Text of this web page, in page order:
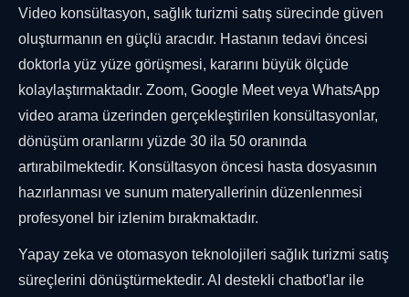
Video konsültasyon, sağlık turizmi satış sürecinde güven
oluşturmanın en güçlü aracıdır. Hastanın tedavi öncesi
doktorla yüz yüze görüşmesi, kararını büyük ölçüde
kolaylaştırmaktadır. Zoom, Google Meet veya WhatsApp
video arama üzerinden gerçekleştirilen konsültasyonlar,
dönüşüm oranlarını yüzde 30 ila 50 oranında
artırabilmektedir. Konsültasyon öncesi hasta dosyasının
hazırlanması ve sunum materyallerinin düzenlenmesi
profesyonel bir izlenim bırakmaktadır.
Yapay zeka ve otomasyon teknolojileri sağlık turizmi satış
süreçlerini dönüştürmektedir. AI destekli chatbot'lar ile